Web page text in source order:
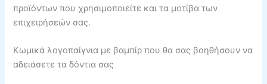
προϊόντων που χρησιμοποιείτε και τα μοτίβα των
επιχειρήσεών σας.
Κωμικά λογοπαίγνια με βαμπίρ που θα σας βοηθήσουν να
αδειάσετε τα δόντια σας